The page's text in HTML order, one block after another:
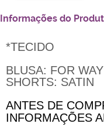
Informações do
*TECIDO
BLUSA: FOR WAY
SHORTS: SATIN
ANTES DE
INFORMAÇÕES